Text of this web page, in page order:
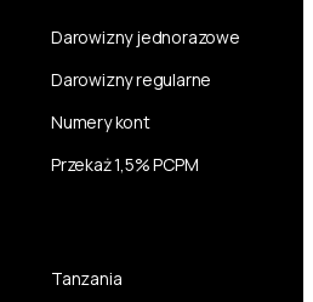
Darowizny jednorazowe
Darowizny regularne
Numery kont
Przekaż 1,5% PCPM
Tanzania